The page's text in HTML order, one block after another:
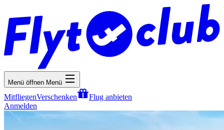
Menü öffnen Menü
MitfliegenVerschenken
Flug anbieten
Anmelden